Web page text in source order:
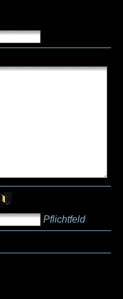
Pflichtfeld